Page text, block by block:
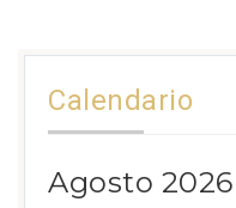
Calendario
Agosto 2026